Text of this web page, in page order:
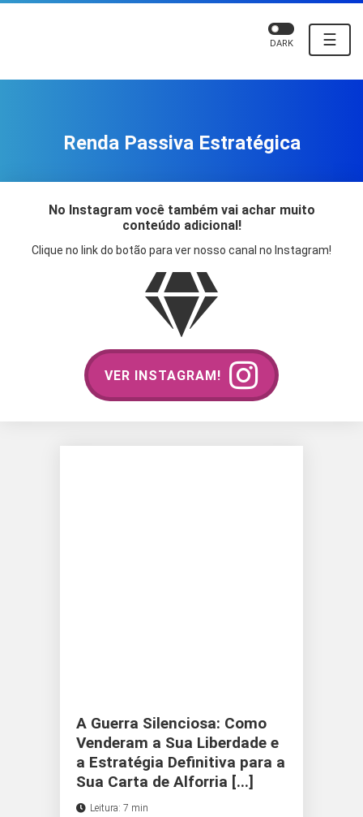
☰
DARK
Renda Passiva Estratégica
No Instagram você também vai achar muito
conteúdo adicional!
Clique no link do botão para ver nosso canal no Instagram!
VER INSTAGRAM!
A Guerra Silenciosa: Como
Venderam a Sua Liberdade e
a Estratégia Definitiva para a
Sua Carta de Alforria [...]
Leitura: 7 min